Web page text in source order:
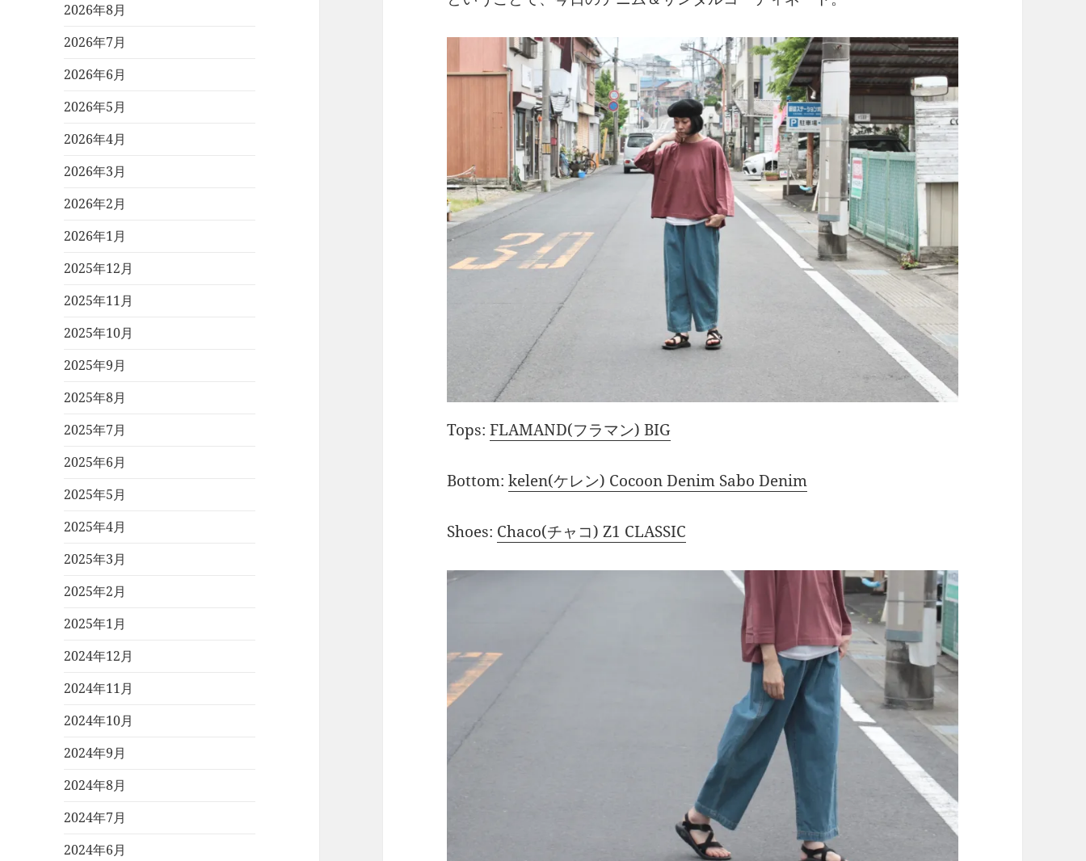
2026年8月
2026年7月
2026年6月
2026年5月
2026年4月
2026年3月
2026年2月
2026年1月
2025年12月
2025年11月
2025年10月
2025年9月
2025年8月
2025年7月
2025年6月
2025年5月
2025年4月
2025年3月
2025年2月
2025年1月
2024年12月
2024年11月
2024年10月
2024年9月
2024年8月
2024年7月
2024年6月
Tops:FLAMAND(フラマン) BIG
Bottom:kelen(ケレン) Cocoon Denim Sabo Denim
Shoes: Chaco(チャコ) Z1 CLASSIC